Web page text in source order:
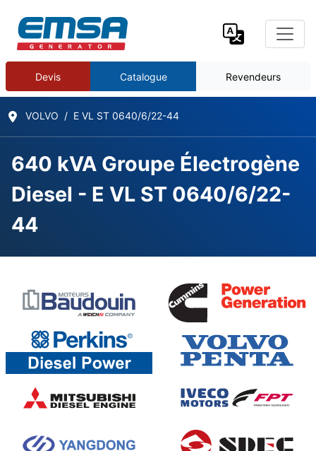
Devis Catalogue Revendeurs
VOLVO E VL ST 0640/6/22-44
640 kVA Groupe Électrogène
Diesel - E VL ST 0640/6/22-
44